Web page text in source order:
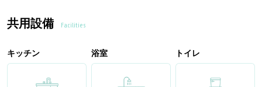
共用設備 Facilities
キッチン 浴室 トイレ